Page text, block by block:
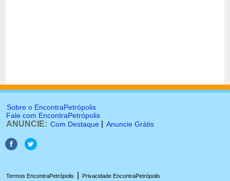
Sobre o EncontraPetrópolis
Fale com EncontraPetrópolis
ANUNCIE: Com Destaque Anuncie Grátis
Termos EncontraPetrópolis Privacidade EncontraPetrópolis